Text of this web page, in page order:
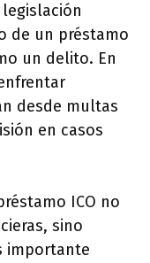
de un préstamo
un delito. En
desde multas
en casos
ICO no
sino
importante